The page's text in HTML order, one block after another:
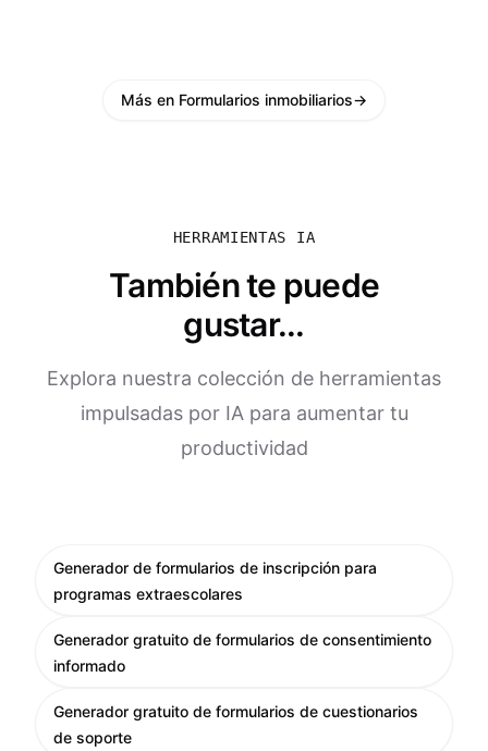
Más en Formularios inmobiliarios→
HERRAMIENTAS IA
También te puede
gustar...
Explora nuestra colección de herramientas
impulsadas por IA para aumentar tu
productividad
Generador de formularios de inscripción para
programas extraescolares
Generador gratuito de formularios de consentimiento
informado
Generador gratuito de formularios de cuestionarios
de soporte